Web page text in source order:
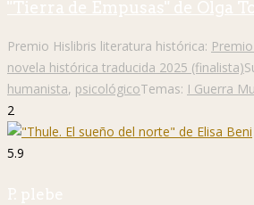
"Tierra de Empusas" de Olga
Premio Hislibris literatura histórica:
novela histórica traducida 2025 (finalista)
humanista, psicológicoTemas: I Guerra
2
5.9
P. plebe